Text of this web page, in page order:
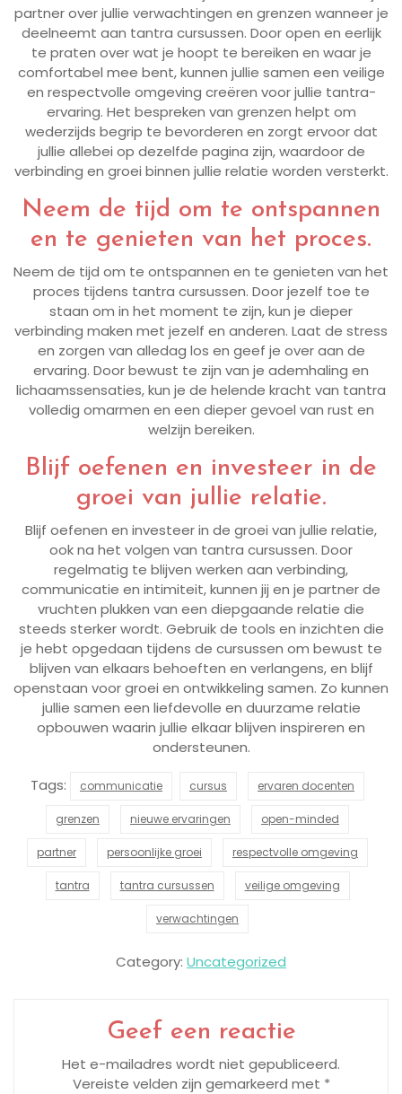
partner over jullie verwachtingen en grenzen wanneer je
deelneemt aan tantra cursussen. Door open en eerlijk
te praten over wat je hoopt te bereiken en waar je
comfortabel mee bent, kunnen jullie samen een veilige
en respectvolle omgeving creëren voor jullie tantra-
ervaring. Het bespreken van grenzen helpt om
wederzijds begrip te bevorderen en zorgt ervoor dat
jullie allebei op dezelfde pagina zijn, waardoor de
verbinding en groei binnen jullie relatie worden versterkt.
Neem de tijd om te ontspannen
en te genieten van het proces.
Neem de tijd om te ontspannen en te genieten van het
proces tijdens tantra cursussen. Door jezelf toe te
staan om in het moment te zijn, kun je dieper
verbinding maken met jezelf en anderen. Laat de stress
en zorgen van alledag los en geef je over aan de
ervaring. Door bewust te zijn van je ademhaling en
lichaamssensaties, kun je de helende kracht van tantra
volledig omarmen en een dieper gevoel van rust en
welzijn bereiken.
Blijf oefenen en investeer in de
groei van jullie relatie.
Blijf oefenen en investeer in de groei van jullie relatie,
ook na het volgen van tantra cursussen. Door
regelmatig te blijven werken aan verbinding,
communicatie en intimiteit, kunnen jij en je partner de
vruchten plukken van een diepgaande relatie die
steeds sterker wordt. Gebruik de tools en inzichten die
je hebt opgedaan tijdens de cursussen om bewust te
blijven van elkaars behoeften en verlangens, en blijf
openstaan voor groei en ontwikkeling samen. Zo kunnen
jullie samen een liefdevolle en duurzame relatie
opbouwen waarin jullie elkaar blijven inspireren en
ondersteunen.
Tags:
communicatie cursus ervaren docenten
grenzen nieuwe ervaringen open-minded
partner persoonlijke groei respectvolle omgeving
tantra tantra cursussen veilige omgeving
verwachtingen
Category: Uncategorized
Geef een reactie
Het e-mailadres wordt niet gepubliceerd.
Vereiste velden zijn gemarkeerd met *